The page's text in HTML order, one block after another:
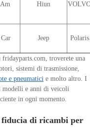
Hiun
Jeep Polaris
troverete una
sistemi di trasmissione,
e pneumatici e molto altro. I
modelli e anni di veicoli
in ogni momento.
di ricambi per